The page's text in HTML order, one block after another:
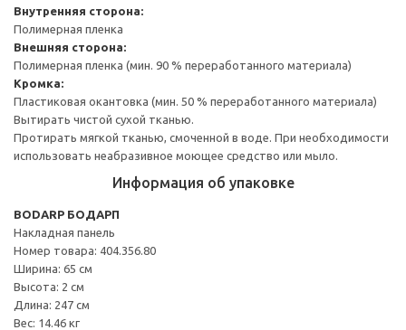
Внутренняя сторона:
Полимерная пленка
Внешняя сторона:
Полимерная пленка (мин. 90 % переработанного материала)
Кромка:
Пластиковая окантовка (мин. 50 % переработанного материала)
Вытирать чистой сухой тканью.
Протирать мягкой тканью, смоченной в воде. При необходимости
использовать неабразивное моющее средство или мыло.
Информация об упаковке
BODARP БОДАРП
Накладная панель
Номер товара: 404.356.80
Ширина: 65 см
Высота: 2 см
Длина: 247 см
Вес: 14.46 кг